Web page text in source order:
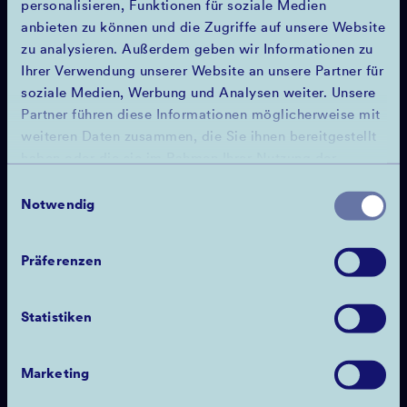
personalisieren, Funktionen für soziale Medien
anbieten zu können und die Zugriffe auf unsere Website
zu analysieren. Außerdem geben wir Informationen zu
Ihrer Verwendung unserer Website an unsere Partner für
soziale Medien, Werbung und Analysen weiter. Unsere
Partner führen diese Informationen möglicherweise mit
weiteren Daten zusammen, die Sie ihnen bereitgestellt
Notwendig
Präferenzen
Statistiken
Marketing
Ein weiterer Fokus von uns liegt in der
Digitalisierung von Stellplätzen. Wir arbeiten an
Parkplätzen und sorgen so für eine Reduzierung
beispielsweise Kooperationen mit großen
Supermarktparkplätze digitalisiert und den
Anwohner*innen angeboten werden. In einem